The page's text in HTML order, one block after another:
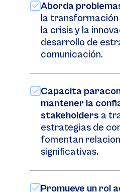
Aborda
la
la crisis y la
desarrollo de
comunicación.
Capacita
mantener la
stakeholders a
estrategias de
fomentan
significativas.
Promueve un rol